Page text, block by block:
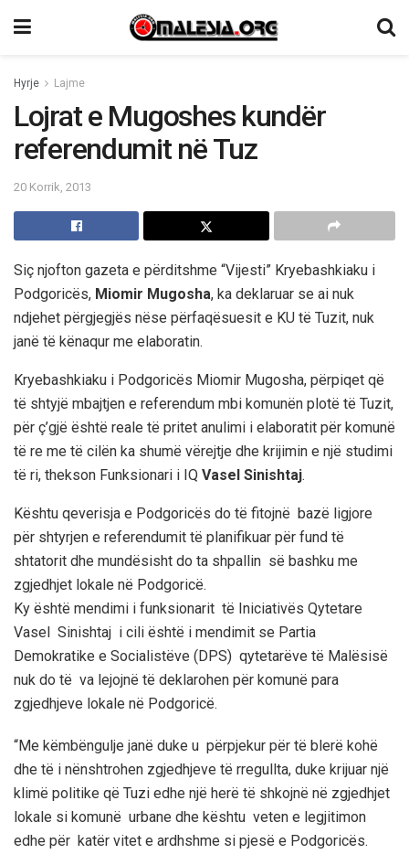
Hyrje Lajme
Lojrat e Mugoshes kundër
referendumit në Tuz
20 Korrik, 2013
Siç njofton gazeta e përditshme “Vijesti” Kryebashkiaku i
Podgoricës, Miomir Mugosha, ka deklaruar se ai nuk
ndjehet përgjegjës nëse përfaqësuesit e KU të Tuzit, nuk
janë të kënaqur me elaboratin.
Kryebashkiaku i Podgoricës Miomir Mugosha, përpiqet që
të shtyjë mbajtjen e referendum mbi komunën plotë të Tuzit,
për ç’gjë është reale të pritet anulimi i elaboratit për komunë
të re me të cilën ka shumë vërejtje dhe krijimin e një studimi
të ri, thekson Funksionari i IQ Vasel Sinishtaj.
Kështu qeverisja e Podgoricës do të fitojnë bazë ligjore
për shtyrjen e referendumit të planifikuar për fund të
shtatorit dhe mundësisht do ta shpallin së bashku me
zgjedhjet lokale në Podgoricë.
Ky është mendimi i funksionarit të Iniciativës Qytetare
Vasel Sinishtaj i cili është i mendimit se Partia
Demokratike e Socialistëve (DPS) qytetarëve të Malësisë
nuk do të va lejojnë të deklarohen për komunë para
zgjedhjeve lokale në Podgoricë.
“Me këmbëngulje janë duke u përpjekur për të blerë kohë
dhe të i nënshtrohen zgjedhjeve të rregullta, duke krijuar një
klimë politike që Tuzi edhe një herë të shkojnë në zgjedhjet
lokale si komunë urbane dhe kështu veten e legjitimon
edhe për katër vitet e ardhshme si pjesë e Podgoricës.